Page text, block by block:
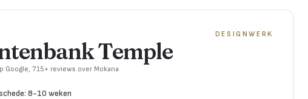
DESIGNWERK
Temple
Google, 715+ reviews over Mokana
8-10 weken